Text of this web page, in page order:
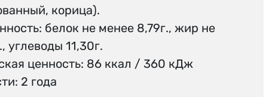
корица).
белок не менее 8,79г., жир не
углеводы 11,30г.
ценность: 86 ккал / 360 кДж
2 года